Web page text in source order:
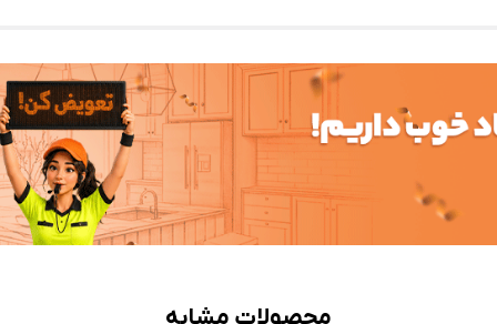
محصولات مشابه